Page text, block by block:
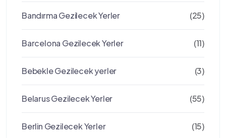
Bandırma Gezilecek Yerler (25)
Barcelona Gezilecek Yerler (11)
Bebekle Gezilecek yerler (3)
Belarus Gezilecek Yerler (55)
Berlin Gezilecek Yerler (15)